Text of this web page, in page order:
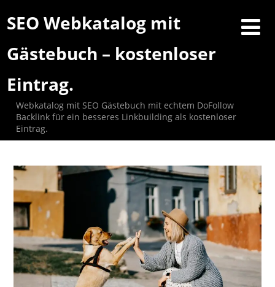
SEO Webkatalog mit
Gästebuch – kostenloser
Eintrag.
Webkatalog mit SEO Gästebuch mit echtem DoFollow
Backlink für ein besseres Linkbuilding als kostenloser
Eintrag.